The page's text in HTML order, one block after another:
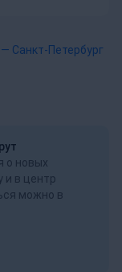
Санкт-Петербург
о новых
и в центр
можно в